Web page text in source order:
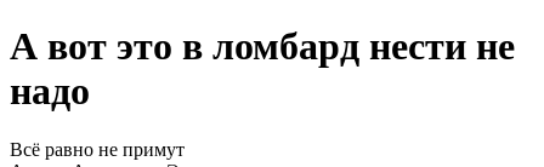
А вот это в ломбард нести не
надо
Всё равно не примут